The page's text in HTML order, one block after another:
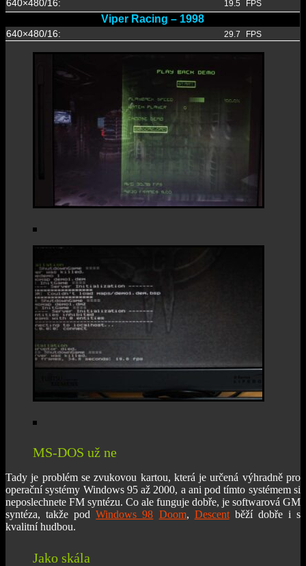
640×480/16: 19.5 FPS
Viper Racing – 1998
640×480/16: 29.7 FPS
MS-DOS už ne
Tady je problém se zvukovou kartou, která je určená výhradně pro
operační systémy Windows 95 až 2000, a ani pod tímto systémem si
neposlechnete FM syntézu. Co ale funguje dobře, je softwarová GM
syntéza, takže podWindows 98 Doom, Descentběží dobře i s
kvalitní hudbou.
Jako skála